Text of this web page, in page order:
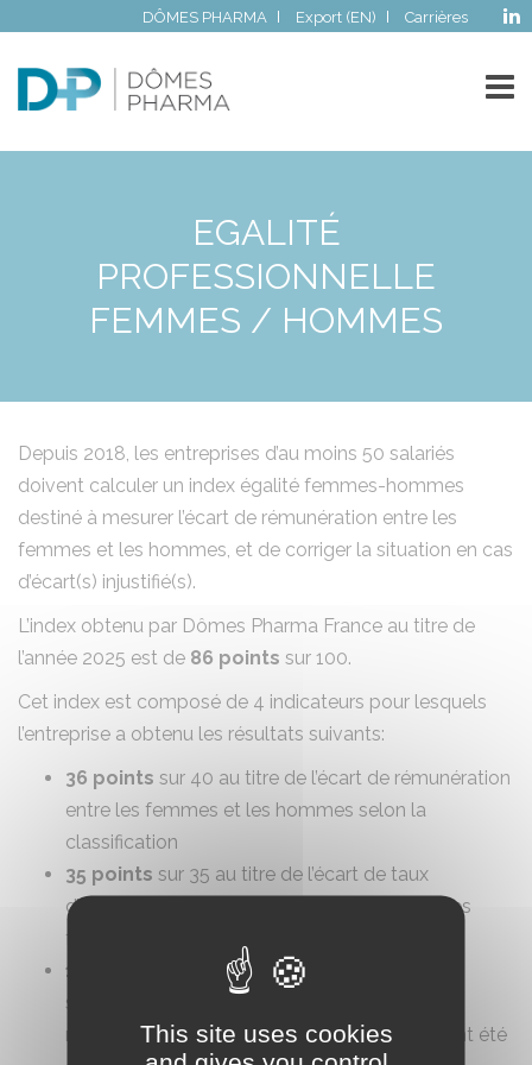
DÔMES PHARMA Export (EN) Carrières
EGALITÉ
PROFESSIONNELLE
FEMMES / HOMMES
Depuis 2018, les entreprises d’au moins 50 salariés
doivent calculer un index égalité femmes-hommes
destiné à mesurer l’écart de rémunération entre les
femmes et les hommes, et de corriger la situation en cas
d’écart(s) injustifié(s).​
L’index obtenu par Dômes Pharma France au titre de
l’année 2025 est de 86 points sur 100.​
Cet index est composé de 4 indicateurs pour lesquels
l’entreprise a obtenu les résultats suivants:​
36 points sur 40 au titre de l’écart de rémunération
entre les femmes et les hommes selon la
classification​
35 points sur 35 au titre de l’écart de taux
d’augmentation individuelle de salaire entre les
femmes et les hommes​
15 points
sur 15 au titre du pourcentage de
salariées augmentées à leur retour de congé
maternité, dès lors que des augmentations ont été
This site uses cookies